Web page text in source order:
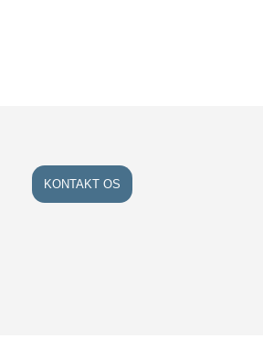
KONTAKT OS